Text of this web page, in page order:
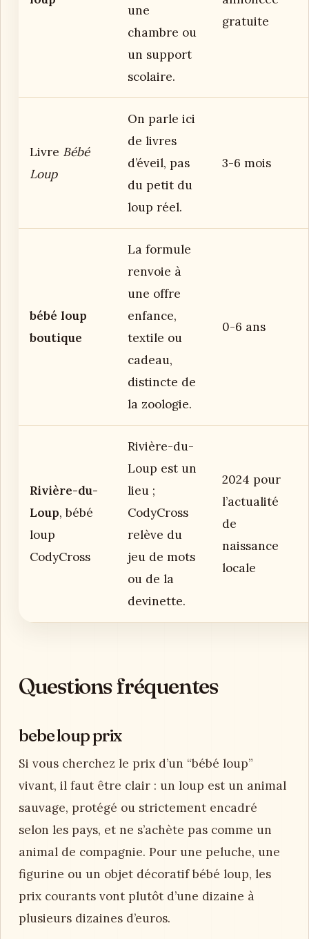
une
chambre ou
un support
scolaire.
gratuite
Livre Bébé
Loup
On parle ici
de livres
d’éveil, pas
du petit du
loup réel.
3-6 mois
bébé loup
boutique
La formule
renvoie à
une offre
enfance,
textile ou
cadeau,
distincte de
la zoologie.
0-6 ans
Rivière-du-
Loup, bébé
loup
CodyCross
Rivière-du-
Loup est un
lieu ;
CodyCross
relève du
jeu de mots
ou de la
devinette.
2024 pour
l’actualité
de
naissance
locale
Questions fréquentes
bebe loup prix
Si vous cherchez le prix d’un “bébé loup”
vivant, il faut être clair : un loup est un animal
sauvage, protégé ou strictement encadré
selon les pays, et ne s’achète pas comme un
animal de compagnie. Pour une peluche, une
figurine ou un objet décoratif bébé loup, les
prix courants vont plutôt d’une dizaine à
plusieurs dizaines d’euros.